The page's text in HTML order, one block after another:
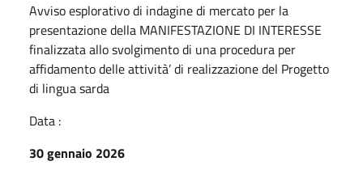
Avviso esplorativo di indagine di mercato per la
presentazione della MANIFESTAZIONE DI INTERESSE
finalizzata allo svolgimento di una procedura per
affidamento delle attività’ di realizzazione del Progetto
di lingua sarda
Data :
30 gennaio 2026